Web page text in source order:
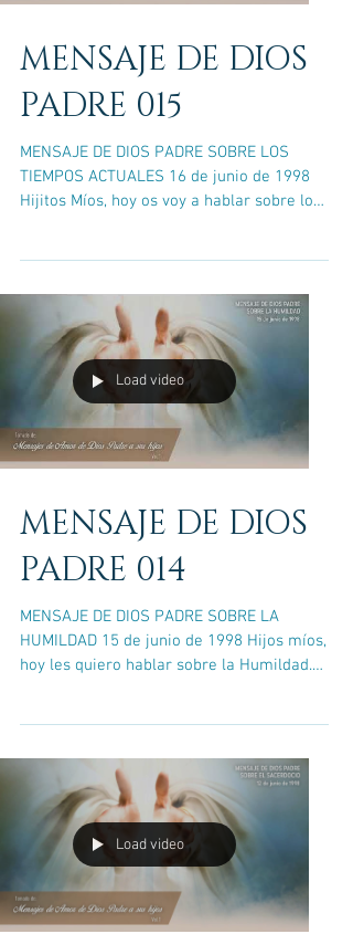
MENSAJE DE DIOS
PADRE 015
MENSAJE DE DIOS PADRE SOBRE LOS
TIEMPOS ACTUALES 16 de junio de 1998
Hijitos Míos, hoy os voy a hablar sobre los
Load video
MENSAJE DE DIOS
PADRE 014
MENSAJE DE DIOS PADRE SOBRE LA
HUMILDAD 15 de junio de 1998 Hijos míos,
hoy les quiero hablar sobre la Humildad.
Load video